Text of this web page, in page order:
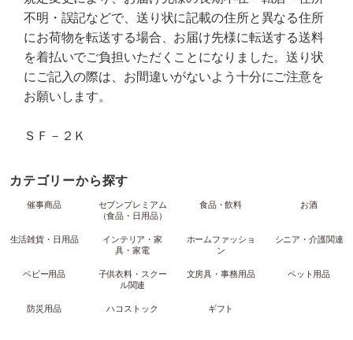
不明・誤記などで、送り状に記載の住所と異なる住所
にお荷物を転送する場合、お届け先様に転送する送料
を着払いでご負担いただくことになりました。送り状
にご記入の際は、お間違いがないよう十分にご注意を
お願いします。
ＳＦ－２Ｋ
カテゴリーから探す
催事商品
セブンプレミアム
（食品・日用品）
食品・飲料 お酒
生活雑貨・日用品
インテリア・家
具・家電
ホームファッショ
ン
シニア・介護関連
ベビー用品
子供衣料・スクー
ル関連
文房具・事務用品 ペット用品
防災用品 ハコストック ギフト